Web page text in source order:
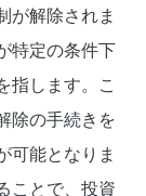
が解除されま
特定の条件下
指します。こ
除の手続きを
可能となりま
ことで、投資